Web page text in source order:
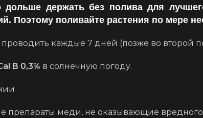
дольше держать без полива для
Поэтому поливайте растения по мере
каждые 7 дней (позже во второй
B 0,3% в солнечную погоду.
препараты меди, не оказывающие вредного